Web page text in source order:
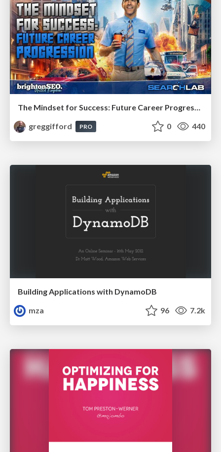
greggifford
PRO 0 440
Building Applications with DynamoDB
mza
96 7.2k